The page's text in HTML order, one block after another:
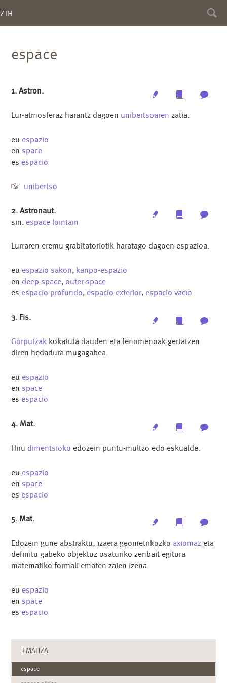
ZTH
Toggle
espace
Multimedia
1. Astron.
Lur-atmosferaz harantz dagoen unibertsoaren zatia.
eu espazio
en space
es espacio
unibertso
Multimedia
2. Astronaut.
sin. espace lointain
Lurraren eremu grabitatoriotik haratago dagoen espazioa.
eu espazio sakon, kanpo-espazio
en deep space, outer space
es espacio profundo, espacio exterior, espacio vacío
Multimedia
3. Fis.
Gorputzak kokatuta dauden eta fenomenoak gertatzen
diren hedadura mugagabea.
eu espazio
en space
es espacio
Multimedia
4. Mat.
Hiru dimentsioko edozein puntu-multzo edo eskualde.
eu espazio
en space
es espacio
Multimedia
5. Mat.
Edozein gune abstraktu; izaera geometrikozko axiomaz eta
definitu gabeko objektuz osaturiko zenbait egitura
matematiko formali ematen zaien izena.
eu espazio
en space
es espacio
EMAITZA
espace